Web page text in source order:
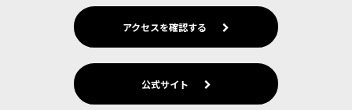
アクセスを確認する
公式サイト